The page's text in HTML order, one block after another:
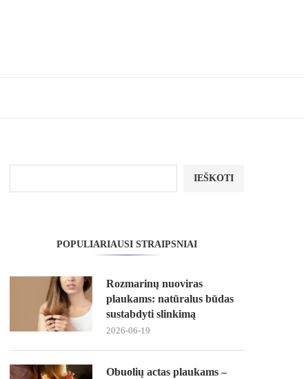
IEŠKOTI
POPULIARIAUSI STRAIPSNIAI
Rozmarinų nuoviras
plaukams: natūralus būdas
sustabdyti slinkimą
2026-06-19
Obuolių actas plaukams –